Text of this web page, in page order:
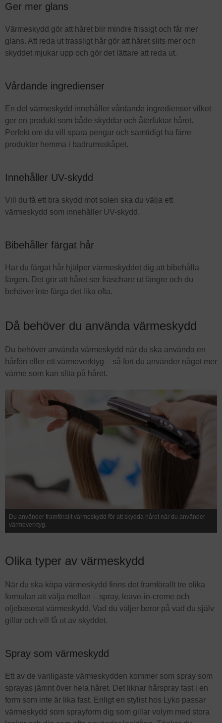
Ger mer glans
Värmeskydd gör att håret blir mindre frissigt och får mer
glans. Att reda ut trassligt hår gör att håret slits mer och
skyddet mjukar upp och gör det lättare att reda ut.
Vårdande ingredienser
En del värmeskydd innehåller vårdande ingredienser vilket
ger en produkt som både skyddar och återfuktar håret.
Perfekt om du vill spara pengar och samtidigt ha färre
produkter hemma i badrumsskåpet.
Innehåller UV-skydd
Vill du få ett bra skydd mot solen ska du välja ett
värmeskydd som innehåller UV-skydd.
Bibehåller färgat hår
Har du färgat hår hjälper värmeskyddet dig att bibehålla
färgen. Det gör att håret ser fräschare ut längre och du
behöver inte färga det lika ofta.
Då behöver du använda värmeskydd
Du behöver använda värmeskydd när du ska använda en
hårfön eller ett värmeverktyg – så fort du använder något mer
värme som kan slita på håret.
Du använder framförallt värmeskydd för att skydda håret när du använder
värmeverktyg.
Olika typer av värmeskydd
När du ska köpa värmeskydd finns det framförallt tre olika
formulan att välja mellan – spray, leave-in-creme och
oljebaserat värmeskydd. Vad du väljer beror på vad du själv
gillar och vill få ut av skyddet.
Spray som värmeskydd
Ett av de vanligaste värmeskydden kommer som spray som
sprayas jämnt över hela håret. Det liknar hårspray fast i en
form som inte är lika fast. Enligt en stylist hos Lyko passar
värmeskydd som sprayform dig som gillar volym med stora